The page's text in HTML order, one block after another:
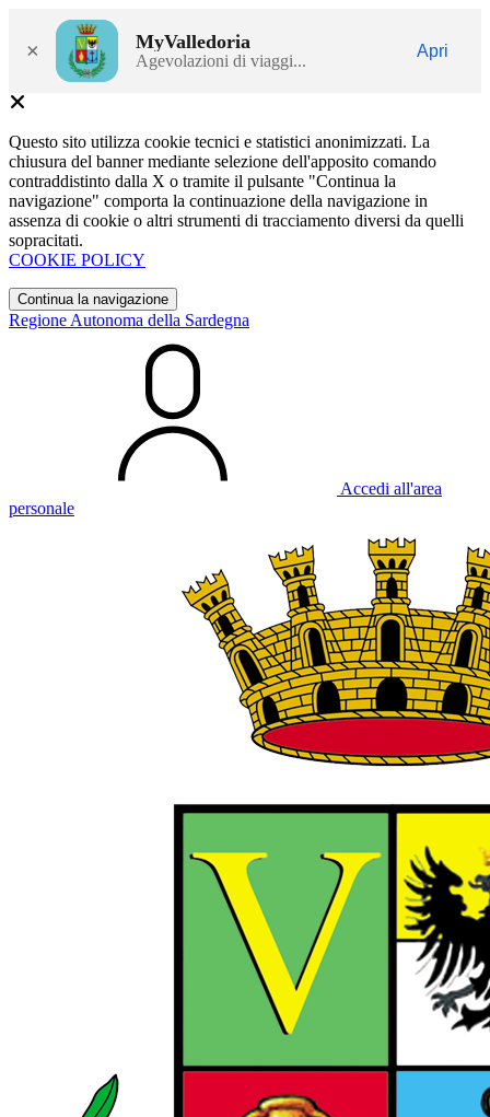
× MyValledoria
Agevolazioni di viaggi...
Apri
Questo sito utilizza cookie tecnici e statistici anonimizzati. La
chiusura del banner mediante selezione dell'apposito comando
contraddistinto dalla X o tramite il pulsante "Continua la
navigazione" comporta la continuazione della navigazione in
assenza di cookie o altri strumenti di tracciamento diversi da quelli
sopracitati.
COOKIE POLICY
Continua la navigazione
Regione Autonoma della Sardegna
Accedi all'area
personale